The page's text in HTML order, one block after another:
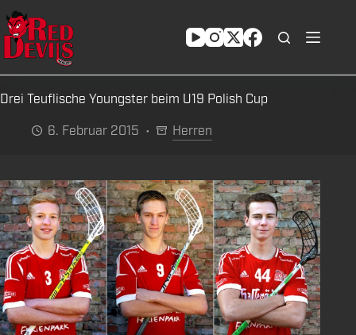
Zum
Inhalt
springen
Drei Teuflische Youngster beim U19 Polish Cup
6. Februar 2015
Herren